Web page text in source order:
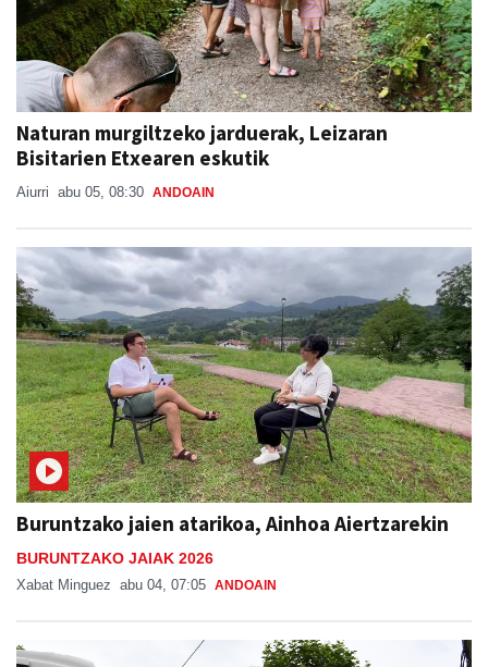
Naturan murgiltzeko jarduerak, Leizaran
Bisitarien Etxearen eskutik
Aiurri abu 05, 08:30 ANDOAIN
Buruntzako jaien atarikoa, Ainhoa Aiertzarekin
BURUNTZAKO JAIAK 2026
Xabat Minguez abu 04, 07:05 ANDOAIN